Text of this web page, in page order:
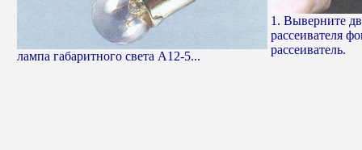
лампа габаритного света А12-5...
1. Выверните
рассеивателя
рассеиватель.